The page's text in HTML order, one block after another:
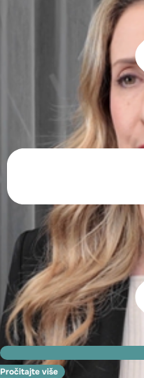
Pročitajte više